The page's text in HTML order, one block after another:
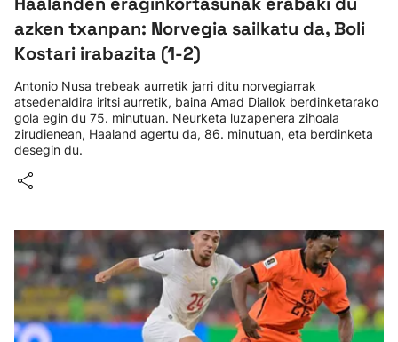
azken txanpan: Norvegia sailkatu da, Boli
Kostari irabazita (1-2)
Antonio Nusa trebeak aurretik jarri ditu norvegiarrak
atsedenaldira iritsi aurretik, baina Amad Diallok berdinketarako
gola egin du 75. minutuan. Neurketa luzapenera zihoala
zirudienean, Haaland agertu da, 86. minutuan, eta berdinketa
desegin du.